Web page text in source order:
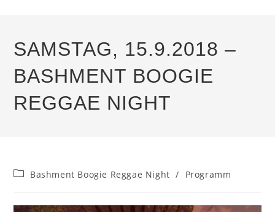
SAMSTAG, 15.9.2018 –
BASHMENT BOOGIE
REGGAE NIGHT
Beitrags-
Bashment Boogie Reggae Night / Programm